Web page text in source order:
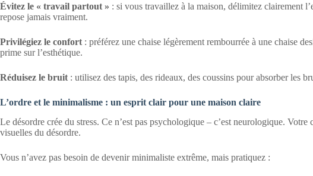
Évitez le « travail partout » : si vous travaillez à la maison, délimitez clairement
repose jamais vraiment.
Privilégiez le confort : préférez une chaise légèrement rembourrée à une chaise
prime sur l’esthétique.
Réduisez le bruit : utilisez des tapis, des rideaux, des coussins pour absorber les
L’ordre et le minimalisme : un esprit clair pour une maison claire
Le désordre crée du stress. Ce n’est pas psychologique – c’est neurologique.
visuelles du désordre.
Vous n’avez pas besoin de devenir minimaliste extrême, mais pratiquez :